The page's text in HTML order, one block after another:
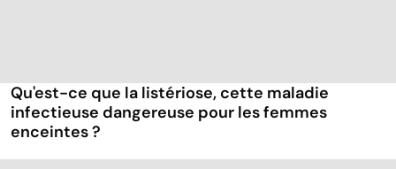
Qu'est-ce que la listériose, cette maladie
infectieuse dangereuse pour les femmes
enceintes ?